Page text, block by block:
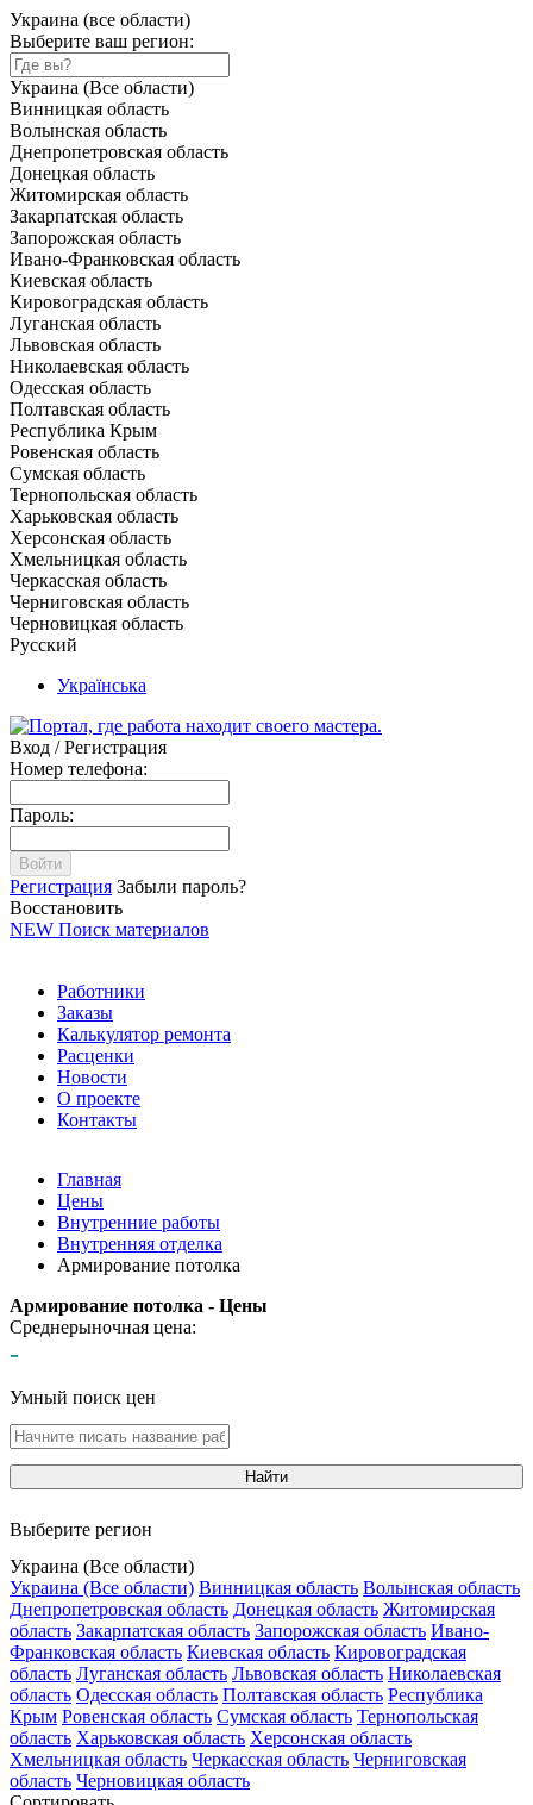
Украина (все области)
Выберите ваш регион:
Украина (Все области)
Винницкая область
Волынская область
Днепропетровская область
Донецкая область
Житомирская область
Закарпатская область
Запорожская область
Ивано-Франковская область
Киевская область
Кировоградская область
Луганская область
Львовская область
Николаевская область
Одесская область
Полтавская область
Республика Крым
Ровенская область
Сумская область
Тернопольская область
Харьковская область
Херсонская область
Хмельницкая область
Черкасская область
Черниговская область
Черновицкая область
Русский
Українська
Вход / Регистрация
Номер телефона:
Пароль:
Войти
Регистрация Забыли пароль?
Восстановить
NEW Поиск материалов
Работники
Заказы
Калькулятор ремонта
Расценки
Новости
О проекте
Контакты
Главная
Цены
Внутренние работы
Внутренняя отделка
Армирование потолка
Армирование потолка - Цены
Среднерыночная цена:
-
Умный поиск цен
Найти
Выберите регион
Украина (Все области)
Украина (Все области) Винницкая область Волынская область
Днепропетровская область Донецкая область Житомирская
область Закарпатская область Запорожская область Ивано-
Франковская область Киевская область Кировоградская
область Луганская область Львовская область Николаевская
область Одесская область Полтавская область Республика
Крым Ровенская область Сумская область Тернопольская
область Харьковская область Херсонская область
Хмельницкая область Черкасская область Черниговская
область Черновицкая область